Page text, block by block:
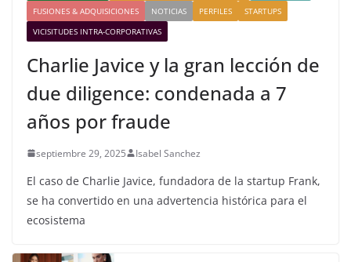
FUSIONES & ADQUISICIONES
NOTICIAS PERFILES
STARTUPS
VICISITUDES INTRA-CORPORATIVAS
Charlie Javice y la gran lección de
due diligence: condenada a 7
años por fraude
septiembre 29, 2025 Isabel Sanchez
El caso de Charlie Javice, fundadora de la startup Frank,
se ha convertido en una advertencia histórica para el
ecosistema